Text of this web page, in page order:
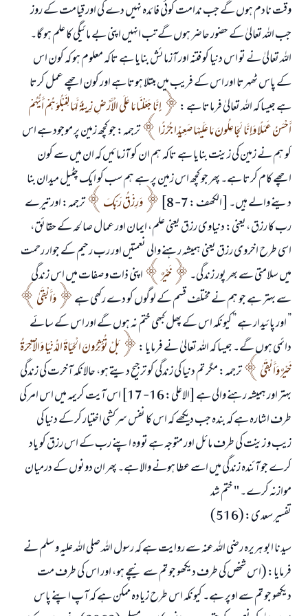
وقت نادم ہوں گے جب ندامت کوئی فائدہ نہیں دے گی اور قیامت کے روز
جب اللہ تعالیٰ کے حضور حاضر ہوں گے تب انہیں اپنی بے مائیگی کا علم ہو گا۔
اللہ تعالیٰ نے تو اس دنیا کو فتنہ اور آزمائش بنایا ہے تاکہ معلوم ہو کہ کون اس
کے پاس ٹھہرتا اور اس کے فریب میں مبتلا ہوتا ہے اور کون اچھے عمل کرتا
ہے جیسا کہ اللہ تعالیٰ فرماتا ہے :
إِنَّا جَعَلْنَا مَا عَلَى الْأَرْضِ زِينَةً لَّهَا لِنَبْلُوَهُمْ أَيُّهُمْ
أَحْسَنُ عَمَلًا وَإِنَّا لَجَاعِلُونَ مَا عَلَيْهَا صَعِيدًا جُرُزًا
ترجمہ: جو کچھ زمین پر موجود ہے اس
کو ہم نے زمین کی زینت بنایا ہے تاکہ ہم ان کو آزمائیں کہ ان میں سے کون
اچھے کام کرتا ہے۔ پھر جو کچھ اس زمین پر ہے ہم سب کو ایک چٹیل میدان بنا
دینے والے ہیں۔ [ الکھف : 7- 8]
وَرِزْقُ رَبِّكَ
ترجمہ: اور تیرے
رب کا رزق ،یعنی: دنیاوی رزق یعنی علم، ایمان اور عمال صالحہ کے حقائق،
اسی طرح اخروی رزق یعنی ہمیشہ رہنے والی نعمتیں اور رب رحیم کے جوار رحمت
میں سلامتی سے بھر پور زندگی۔
خَيْرٌ
اپنی ذات و صفات میں اس زندگی
سے بہتر ہے جو ہم نے مختلف قسم کے لوگوں کو دے رکھی ہے
وَأَبْقَىٰ
” اور پائیدار ہے ” کیونکہ اس کے پھل کبھی ختم نہ ہوں گے اور اس کے سائے
دائمی ہوں گے۔ جیسا کہ اللہ تعالیٰ نے فرمایا :
بَلْ تُؤْثِرُونَ الْحَيَاةَ الدُّنْيَا وَالْآخِرَةُ
خَيْرٌ وَأَبْقَىٰ
ترجمہ: مگر تم دنیا کی زندگی کو ترجیح دیتے ہو، حالانکہ آخرت کی زندگی
بہتر اور ہمیشہ رہنے والی ہے [الاعلی: 16- 17] اس آیت کریمہ میں اس امر کی
طرف اشارہ ہے کہ بندہ جب دیکھے کہ اس کا نفس سرکشی اختیار کر کے دنیا کی
زیب و زینت کی طرف مائل اور متوجہ ہے تو وہ اپنے رب کے اس رزق کو یاد
کرے جو آئندہ زندگی میں اسے عطا ہونے والا ہے۔ پھر ان دونوں کے درمیان
موازنہ کرے۔ " ختم شد
تفسیر سعدی: (516)
سیدنا ابو ہریرہ رضی اللہ عنہ سے روایت ہے کہ رسول اللہ صلی اللہ علیہ و سلم نے
فرمایا: (اس شخص کی طرف دیکھو جو تم سے نیچے ہو، اور اس کی طرف مت
دیکھو جو تم سے اوپر ہے۔ کیونکہ اس طرح زیادہ ممکن ہے کہ آپ اپنے پاس